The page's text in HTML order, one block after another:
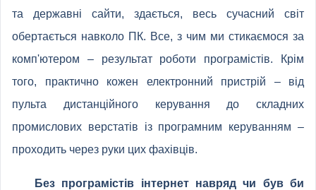
та державні сайти, здається, весь сучасний світ
обертається навколо ПК. Все, з чим ми стикаємося за
комп'ютером – результат роботи програмістів. Крім
того, практично кожен електронний пристрій – від
пульта дистанційного керування до складних
промислових верстатів із програмним керуванням –
проходить через руки цих фахівців.
Без програмістів інтернет навряд чи був би